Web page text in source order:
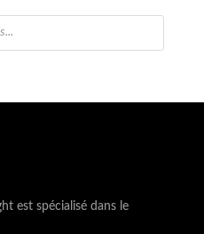
est spécialisé dans le